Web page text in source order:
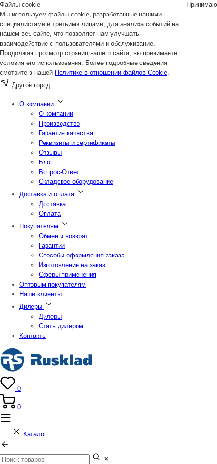
Файлы cookie
Мы используем файлы cookie, разработанные нашими
специалистами и третьими лицами, для анализа событий на
нашем веб-сайте, что позволяет нам улучшать
взаимодействие с пользователями и обслуживание.
Продолжая просмотр страниц нашего сайта, вы принимаете
условия его использования. Более подробные сведения
смотрите в нашей Политике в отношении файлов Cookie.
Принимаю
Другой город
О компании
О компании
Производство
Гарантия качества
Реквизиты и сертификаты
Отзывы
Блог
Вопрос-Ответ
Складское оборудование
Доставка и оплата
Доставка
Оплата
Покупателям
Обмен и возврат
Гарантии
Способы оформления заказа
Изготовление на заказ
Сферы применения
Оптовым покупателям
Наши клиенты
Дилеры
Дилеры
Стать дилером
Контакты
0
0
Каталог